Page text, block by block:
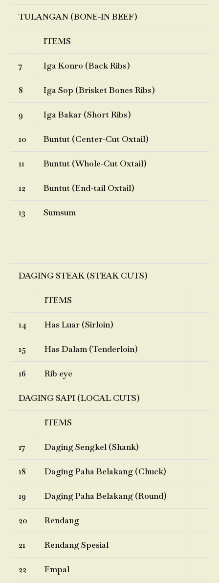
TULANGAN (BONE-IN BEEF)
ITEMS
7 Iga Konro (Back Ribs)
8 Iga Sop (Brisket Bones Ribs)
9 Iga Bakar (Short Ribs)
10 Buntut (Center-Cut Oxtail)
11 Buntut (Whole-Cut Oxtail)
12 Buntut (End-tail Oxtail)
13 Sumsum
DAGING STEAK (STEAK CUTS)
ITEMS
14 Has Luar (Sirloin)
15 Has Dalam (Tenderloin)
16 Rib eye
DAGING SAPI (LOCAL CUTS)
ITEMS
17 Daging Sengkel (Shank)
18 Daging Paha Belakang (Chuck)
19 Daging Paha Belakang (Round)
20 Rendang
21 Rendang Spesial
22 Empal